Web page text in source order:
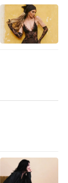
品，华文映
劳森沐文化
文化有限公